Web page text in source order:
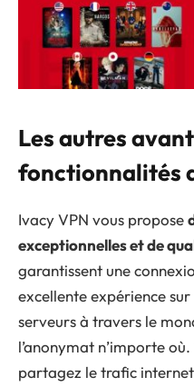
Les autres
fonctionnalités
Ivacy VPN vous propose
exceptionnelles et de
garantissent une
excellente expérience
serveurs à travers le
l’anonymat n’importe
partagez le trafic